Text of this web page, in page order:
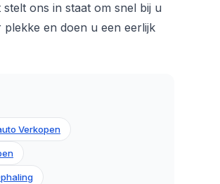
ons in staat om snel bij u
en doen u een eerlijk
Verkopen